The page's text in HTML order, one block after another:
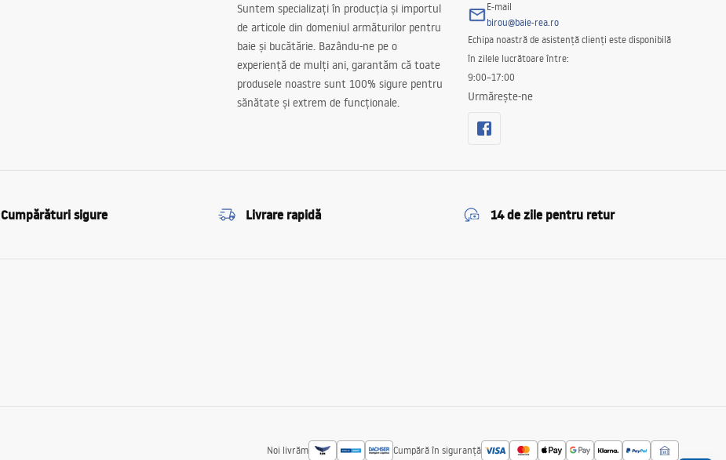
Suntem specializați în producția și importul
de articole din domeniul armăturilor pentru
baie și bucătărie. Bazându-ne pe o
experiență de mulți ani, garantăm că toate
produsele noastre sunt 100% sigure pentru
sănătate și extrem de funcționale.
E-mail
birou@baie-rea.ro
Echipa noastră de asistență clienți este disponibilă
în zilele lucrătoare între:
9:00–17:00
Urmărește-ne
Cumpărături sigure Livrare rapidă 14 de zile pentru retur
Noi livrăm Cumpără în siguranță